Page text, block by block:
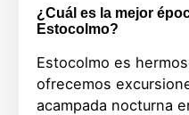
¿Cuál es la mejor
Estocolmo?
Estocolmo es
ofrecemos
acampada nocturna